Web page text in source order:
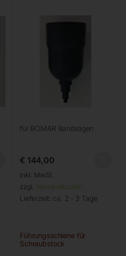
für BOMAR Bandsägen
€ 144,00
inkl. MwSt.
zzgl. Versandkosten
Lieferzeit: ca. 2 - 3 Tage
Führungsschiene für
Schraubstock